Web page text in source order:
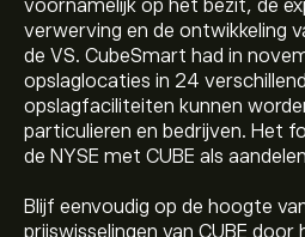
voornamelijk op het bezit, de
verwerving en de ontwikkeling
de VS. CubeSmart had in
opslaglocaties in 24
opslagfaciliteiten kunnen
particulieren en bedrijven. Het
de NYSE met CUBE als
Blijf eenvoudig op de hoogte
prijswisselingen van CUBE
De huidige koers van CUBE is